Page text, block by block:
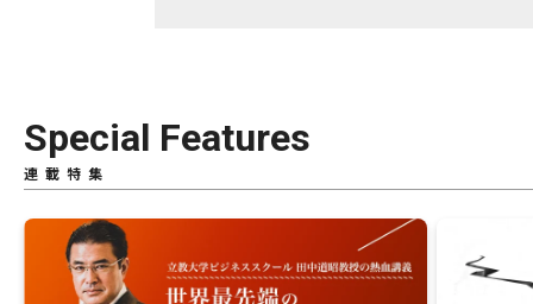
Special Features
連載特集